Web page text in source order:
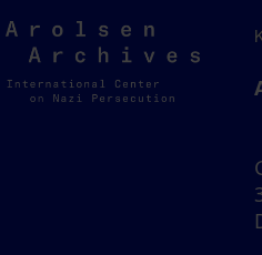
Arolsen
Archives